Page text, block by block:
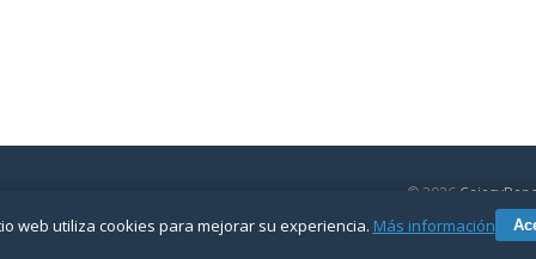
web utiliza cookies para mejorar su experiencia. Más información
© 2026